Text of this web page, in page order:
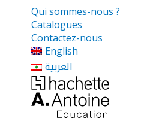
Qui sommes-nous ?
Catalogues
Contactez-nous
English
العربية